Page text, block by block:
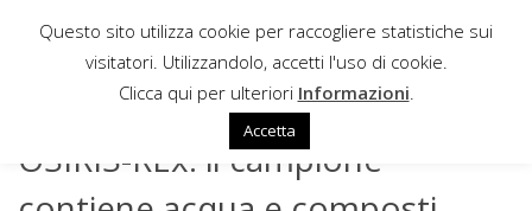
Sotto il contenuto
OSIRIS-REx: il campione
Questo sito utilizza cookie per raccogliere statistiche sui
visitatori. Utilizzandolo, accetti l'uso di cookie.
Clicca qui per ulteriori Informazioni
Accetta